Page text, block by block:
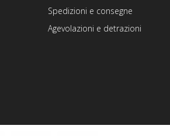
Spedizioni e consegne
Agevolazioni e detrazioni